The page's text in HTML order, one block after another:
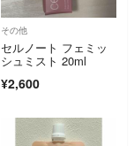
その他
セルノート フェミッ
シュミスト 20ml
¥2,600